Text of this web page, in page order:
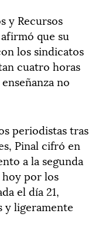
y Recursos
que su
los sindicatos
cuatro horas
no
periodistas tras
Pinal cifró en
a la segunda
hoy por los
el día 21,
y ligeramente